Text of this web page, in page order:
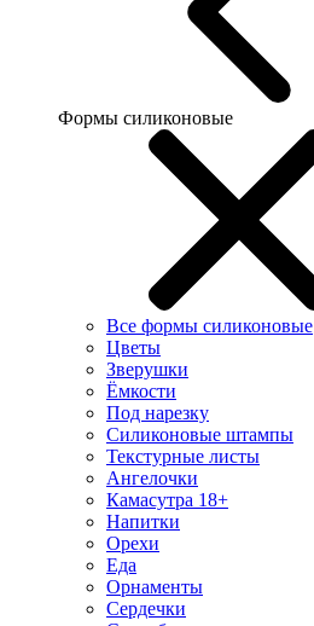
Формы силиконовые
Все формы силиконовые
Цветы
Зверушки
Ёмкости
Под нарезку
Силиконовые штампы
Текстурные листы
Ангелочки
Камасутра 18+
Напитки
Орехи
Еда
Орнаменты
Сердечки